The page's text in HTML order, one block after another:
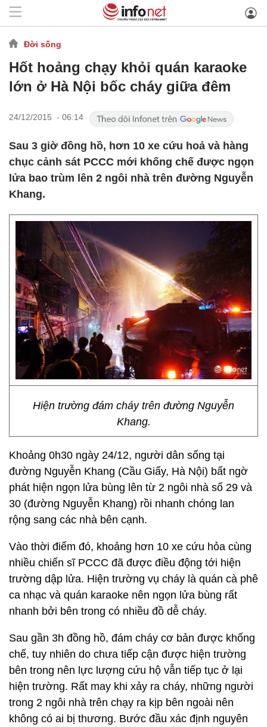
Đời sống
Hốt hoảng chạy khỏi quán karaoke
lớn ở Hà Nội bốc cháy giữa đêm
24/12/2015 - 06:14
Sau 3 giờ đồng hồ, hơn 10 xe cứu hoả và hàng
chục cảnh sát PCCC mới khống chế được ngọn
lửa bao trùm lên 2 ngôi nhà trên đường Nguyễn
Khang.
Hiện trường đám cháy trên đường Nguyễn
Khang.
Khoảng 0h30 ngày 24/12, người dân sống tại
đường Nguyễn Khang (Cầu Giấy, Hà Nội) bất ngờ
phát hiện ngọn lửa bùng lên từ 2 ngôi nhà số 29 và
30 (đường Nguyễn Khang) rồi nhanh chóng lan
rộng sang các nhà bên cạnh.
Vào thời điểm đó, khoảng hơn 10 xe cứu hỏa cùng
nhiều chiến sĩ PCCC đã được điều động tới hiện
trường dập lửa. Hiện trường vụ cháy là quán cà phê
ca nhạc và quán karaoke nên ngọn lửa bùng rất
nhanh bởi bên trong có nhiều đồ dễ cháy.
Sau gần 3h đồng hồ, đám cháy cơ bản được khống
chế, tuy nhiên do chưa tiếp cận được hiện trường
bên trong nên lực lượng cứu hộ vẫn tiếp tục ở lại
hiện trường. Rất may khi xảy ra cháy, những người
trong 2 ngôi nhà trên chạy ra kịp bên ngoài nên
không có ai bị thương. Bước đầu xác định nguyên